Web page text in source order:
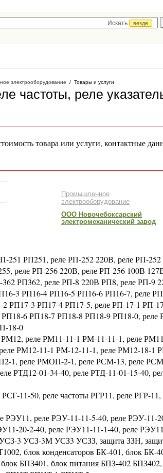
Искать
везде
электрооборудование / Товары и услуги
частоты, реле
товара или услуги, контактные
Промышленное
электрооборудование
ООО Новочебоксарский
электромеханический завод
251 РП251, реле РП-252 220В, реле РП-
реле РП-256 220В, реле РП-256 100В
РП362, реле РП-8 220В РП8, реле РП-9
3 РП16-4 РП16-5 РП16-6 РП16-7, реле
РП17-3 РП17-4 РП17-5, реле РП-17-1 РП-
6 РП18-7 РП18-8 РП18-9 РП18-0, реле
18-0
реле РМ11-11-1 РМ-11-11-1, реле
РМ12-11-1 РМ-12-11-1, реле РМ12-18-1
1, реле РМОП-2-1, реле РСМ-13, реле
РТД12-01-34-40, реле РТД-11-01-15-40,
11-50, реле частоты РГР11, реле РГР-11,
РЭУ11, реле РЭУ-11-11-5-40, реле РЭУ-11-
20-2-40, реле РЭУ11-11-1-40, реле
УСЗ-3 УСЗ-3М УСЗ3 УСЗЗ, защита ЗЗН,
блок конденсаторов БК-401, блок БК-
БПЗ401, блок питания БПЗ-402